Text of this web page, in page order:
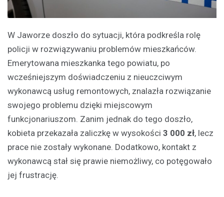
W Jaworze doszło do sytuacji, która podkreśla rolę
policji w rozwiązywaniu problemów mieszkańców.
Emerytowana mieszkanka tego powiatu, po
wcześniejszym doświadczeniu z nieuczciwym
wykonawcą usług remontowych, znalazła rozwiązanie
swojego problemu dzięki miejscowym
funkcjonariuszom. Zanim jednak do tego doszło,
kobieta przekazała zaliczkę w wysokości 3 000 zł, lecz
prace nie zostały wykonane. Dodatkowo, kontakt z
wykonawcą stał się prawie niemożliwy, co potęgowało
jej frustrację.